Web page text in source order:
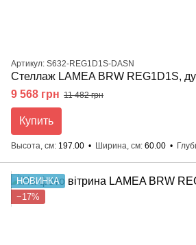
Артикул: S632-REG1D1S-DASN
Стеллаж LAMEA BRW REG1D1S,
9 568 грн 11 482 грн
Купить
Высота, см 197.00 Ширина, см 60.00
НОВИНКА
−17%